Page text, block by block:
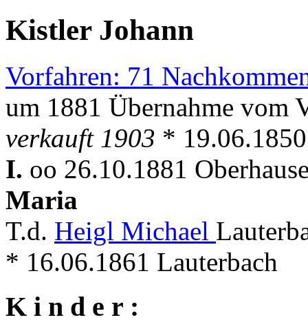
Kistler Johann
Vorfahren: 71
um 1881 Übernahme vom
verkauft 1903 *
I. oo 26.10.1881
Maria
T.d. Heigl Michael
* 16.06.1861 Lauterbach
K i n d e r :